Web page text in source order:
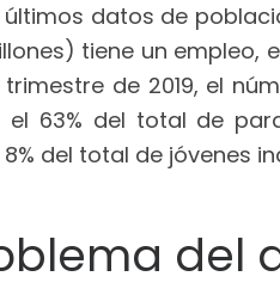
datos de
tiene un
de 2019, el
el 63% del total de
del total de jóvenes
del